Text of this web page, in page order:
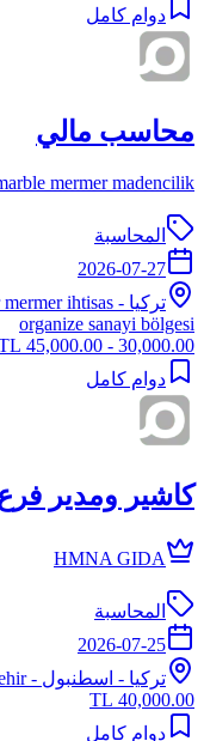
دوام كامل
محاسب مالي
mermer madencilik
المحاسبة
2026-07-27
تركيا -
ihtisas
organize sanayi bölgesi
30,000.00 - 45,000.00 TL
دوام كامل
كاشير ومدير
HMNA GIDA
المحاسبة
2026-07-25
تركيا - اسطنبول - Başakşehir
40,000.00 TL
دوام كامل